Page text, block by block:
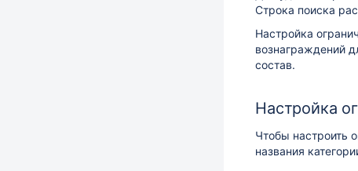
Строка поиска
Настройка
вознаграждений
состав.
Настройка
Чтобы настроить
названия